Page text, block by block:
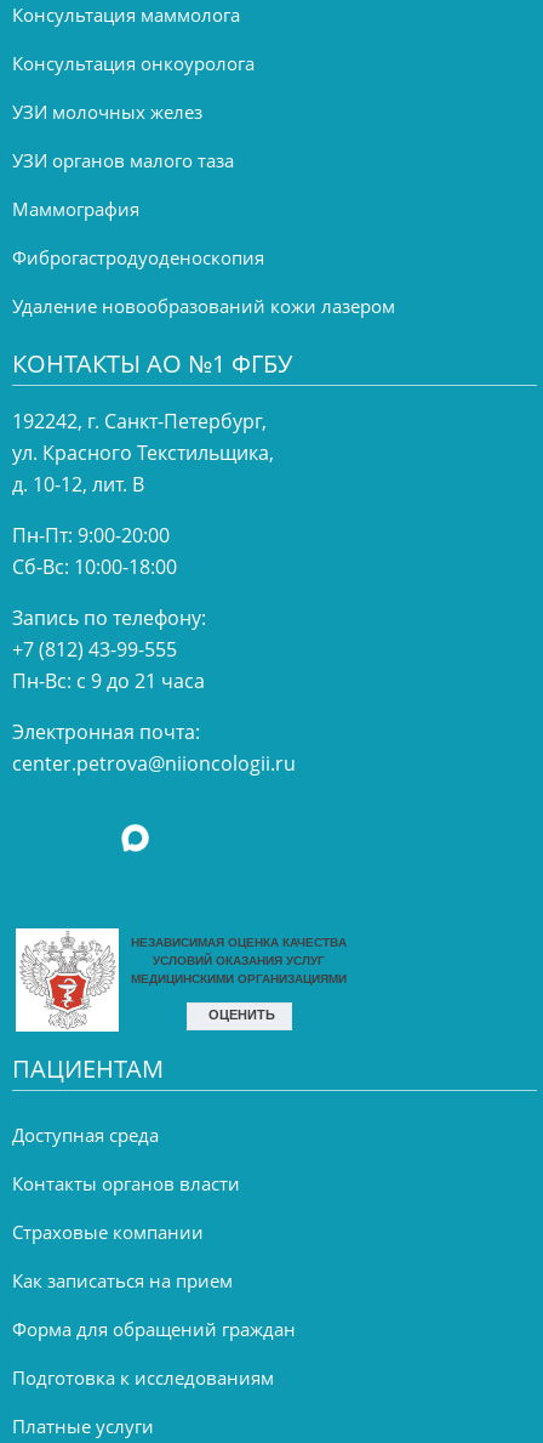
Консультация маммолога
Консультация онкоуролога
УЗИ молочных желез
УЗИ органов малого таза
Маммография
Фиброгастродуоденоскопия
Удаление новообразований кожи лазером
КОНТАКТЫ АО №1 ФГБУ
192242, г. Санкт-Петербург,
ул. Красного Текстильщика,
д. 10-12, лит. В
Пн-Пт: 9:00-20:00
Сб-Вс: 10:00-18:00
Запись по телефону:
+7 (812) 43-99-555
Пн-Вс: с 9 до 21 часа
Электронная почта:
center.petrova@niioncologii.ru
ПАЦИЕНТАМ
Доступная среда
Контакты органов власти
Страховые компании
Как записаться на прием
Форма для обращений граждан
Подготовка к исследованиям
Платные услуги